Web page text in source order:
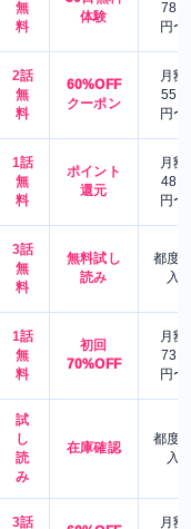
無
料
体験
780
円〜
2話
無
料
60%OFF
クーポン
月額
550
円〜
1話
無
料
ポイント
還元
月額
480
円〜
3話
無
料
無料試し
読み
都度
入
1話
無
料
初回
70%OFF
月額
730
円〜
試
し
読
み
在庫確認
都度
入
3話 月額